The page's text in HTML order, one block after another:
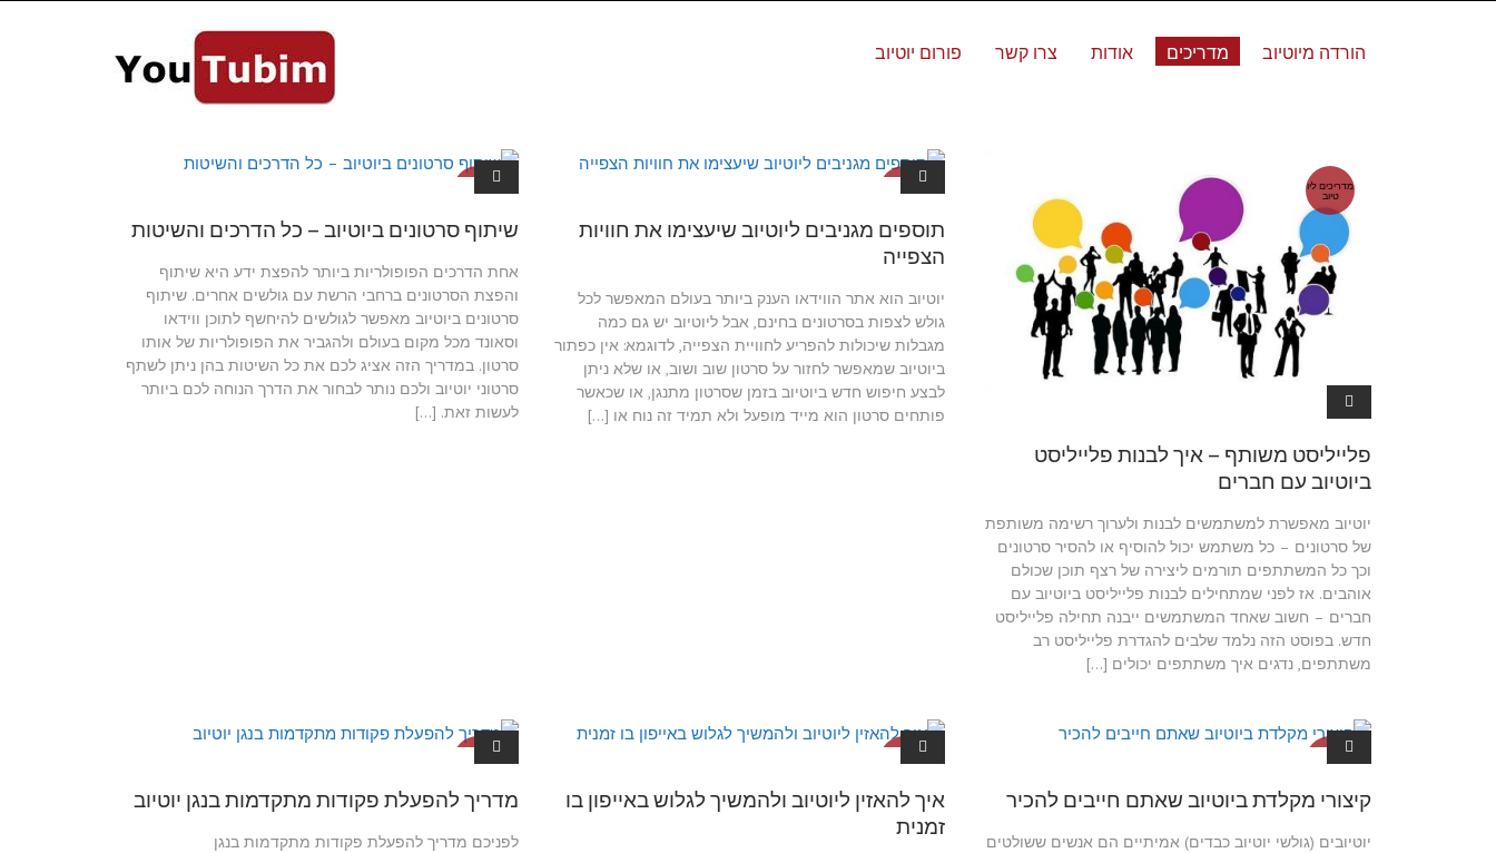
הורדה מיוטיוב מדריכים אודות צרו קשר פורום יוטיוב
מדריכים ליו
טיוב
פלייליסט משותף – איך לבנות פלייליסט
ביוטיוב עם חברים
יוטיוב מאפשרת למשתמשים לבנות ולערוך רשימה משותפת
של סרטונים – כל משתמש יכול להוסיף או להסיר סרטונים
וכך כל המשתתפים תורמים ליצירה של רצף תוכן שכולם
אוהבים. אז לפני שמתחילים לבנות פלייליסט ביוטיוב עם
חברים – חשוב שאחד המשתמשים ייבנה תחילה פלייליסט
חדש. בפוסט הזה נלמד שלבים להגדרת פלייליסט רב
משתתפים, נדגים איך משתתפים יכולים […]
מדריכים ליו
טיוב
תוספים מגניבים ליוטיוב שיעצימו את חוויות
הצפייה
יוטיוב הוא אתר הווידאו הענק ביותר בעולם המאפשר לכל
גולש לצפות בסרטונים בחינם, אבל ליוטיוב יש גם כמה
מגבלות שיכולות להפריע לחוויית הצפייה, לדוגמא: אין כפתור
ביוטיוב שמאפשר לחזור על סרטון שוב ושוב, או שלא ניתן
לבצע חיפוש חדש ביוטיוב בזמן שסרטון מתנגן, או שכאשר
פותחים סרטון הוא מייד מופעל ולא תמיד זה נוח או […]
מדריכים ליו
טיוב
שיתוף סרטונים ביוטיוב – כל הדרכים והשיטות
אחת הדרכים הפופולריות ביותר להפצת ידע היא שיתוף
והפצת הסרטונים ברחבי הרשת עם גולשים אחרים. שיתוף
סרטונים ביוטיוב מאפשר לגולשים להיחשף לתוכן ווידאו
וסאונד מכל מקום בעולם ולהגביר את הפופולריות של אותו
סרטון. במדריך הזה אציג לכם את כל השיטות בהן ניתן לשתף
סרטוני יוטיוב ולכם נותר לבחור את הדרך הנוחה לכם ביותר
לעשות זאת. […]
מדריכים ליו
טיוב
קיצורי מקלדת ביוטיוב שאתם חייבים להכיר
יוטיובים (גולשי יוטיוב כבדים) אמיתיים הם אנשים ששולטים
מדריכים ליו
טיוב
איך להאזין ליוטיוב ולהמשיך לגלוש באייפון בו
זמנית
מדריכים ליו
טיוב
מדריך להפעלת פקודות מתקדמות בנגן יוטיוב
לפניכם מדריך להפעלת פקודות מתקדמות בנגן